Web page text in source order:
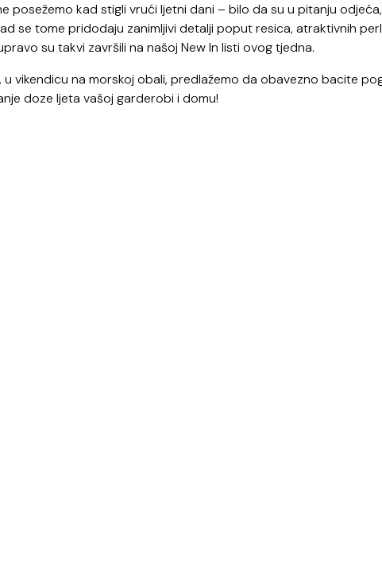
posežemo kad stigli vrući ljetni dani – bilo da su u pitanju odjeća,
se tome pridodaju zanimljivi detalji poput resica, atraktivnih
su takvi završili na našoj New In listi ovog tjedna.
vikendicu na morskoj obali, predlažemo da obavezno bacite
doze ljeta vašoj garderobi i domu!